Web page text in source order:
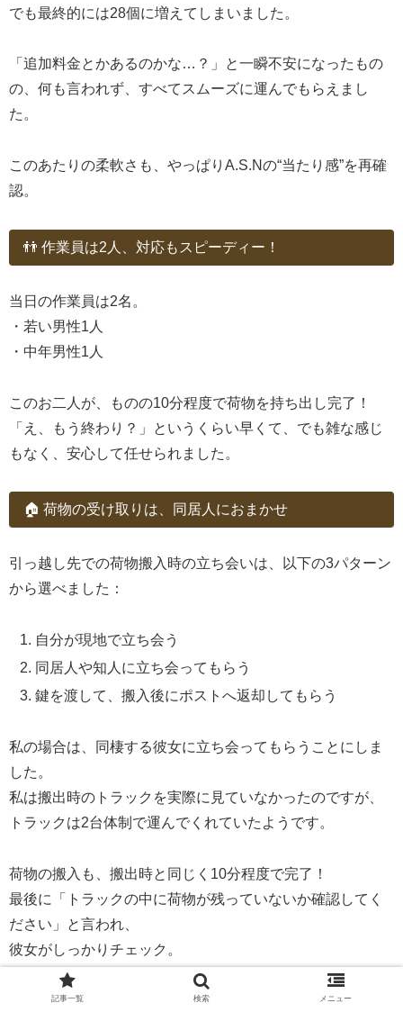
でも最終的には28個に増えてしまいました。
「追加料金とかあるのかな…？」と一瞬不安になったもの
の、何も言われず、すべてスムーズに運んでもらえまし
た。
このあたりの柔軟さも、やっぱりA.S.Nの“当たり感”を再確
認。
👬 作業員は2人、対応もスピーディー！
当日の作業員は2名。
・若い男性1人
・中年男性1人
このお二人が、ものの10分程度で荷物を持ち出し完了！
「え、もう終わり？」というくらい早くて、でも雑な感じ
もなく、安心して任せられました。
🏠 荷物の受け取りは、同居人におまかせ
引っ越し先での荷物搬入時の立ち会いは、以下の3パターン
から選べました：
自分が現地で立ち会う
同居人や知人に立ち会ってもらう
鍵を渡して、搬入後にポストへ返却してもらう
私の場合は、同棲する彼女に立ち会ってもらうことにしま
した。
私は搬出時のトラックを実際に見ていなかったのですが、
トラックは2台体制で運んでくれていたようです。
荷物の搬入も、搬出時と同じく10分程度で完了！
最後に「トラックの中に荷物が残っていないか確認してく
ださい」と言われ、
彼女がしっかりチェック。
これにて引っ越し作業はすべて完了！
記事一覧 検索 メニュー